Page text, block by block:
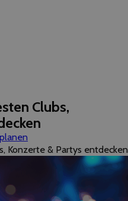
Clubs,
Konzerte & Partys entdecken